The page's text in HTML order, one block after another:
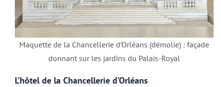
Maquette de la Chancellerie d’Orléans (démolie) : façade
donnant sur les jardins du Palais-Royal
L’hôtel de la Chancellerie d’Orléans